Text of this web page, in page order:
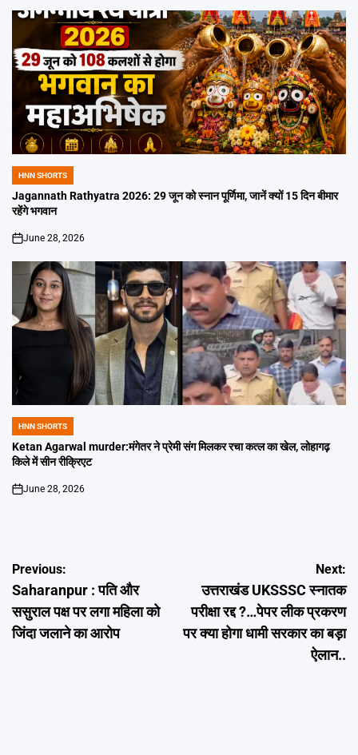
POSTED
IN
HNN SHORTS
Jagannath Rathyatra 2026: 29 जून को स्नान पूर्णिमा, जानें क्यों 15 दिन बीमार
रहेंगे भगवान
on
June 28, 2026
POSTED
IN
HNN SHORTS
Ketan Agarwal murder:मंगेतर ने प्रेमी संग मिलकर रचा कत्ल का खेल, लोहागढ़
किले में सीन रीक्रिएट
on
June 28, 2026
Post
navigation
Previous:
Saharanpur : पति और
ससुराल पक्ष पर लगा महिला को
जिंदा जलाने का आरोप
Next:
उत्तराखंड UKSSSC स्नातक
परीक्षा रद्द ?…पेपर लीक प्रकरण
पर क्या होगा धामी सरकार का बड़ा
ऐलान..